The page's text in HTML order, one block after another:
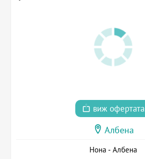
виж офертата
Албена
Нона - Албена